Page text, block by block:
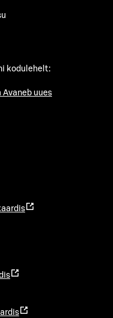
kodulehelt:
Avaneb uues